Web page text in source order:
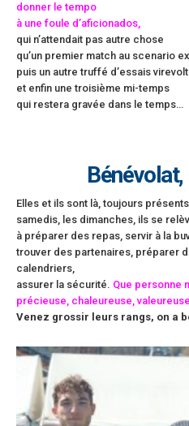
donner le tempo
à une foule d’aficionados,
qui n’attendait pas autre chose
qu’un premier match au scenario
puis un autre truffé d’essais
et enfin une troisième mi-temps
qui restera gravée dans le temps…
Elles et ils sont là, toujours
samedis, les dimanches, ils se
à préparer des repas, servir à la
trouver des partenaires, préparer
calendriers,
assurer la sécurité. Que personne
précieuse, chaleureuse,
Venez grossir leurs rangs, on a